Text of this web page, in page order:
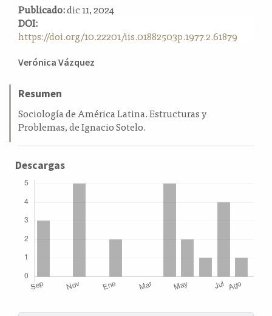
a
l
a
e
a
Publicado:dic 11, 2024
DOI:
https://doi.org/10.22201/iis.01882503p.1977.2.61879
Contenido
del
artículo
Verónica Vázquez
Resumen
Sociología de América Latina. Estructuras y
Problemas, de Ignacio Sotelo.
Descargas